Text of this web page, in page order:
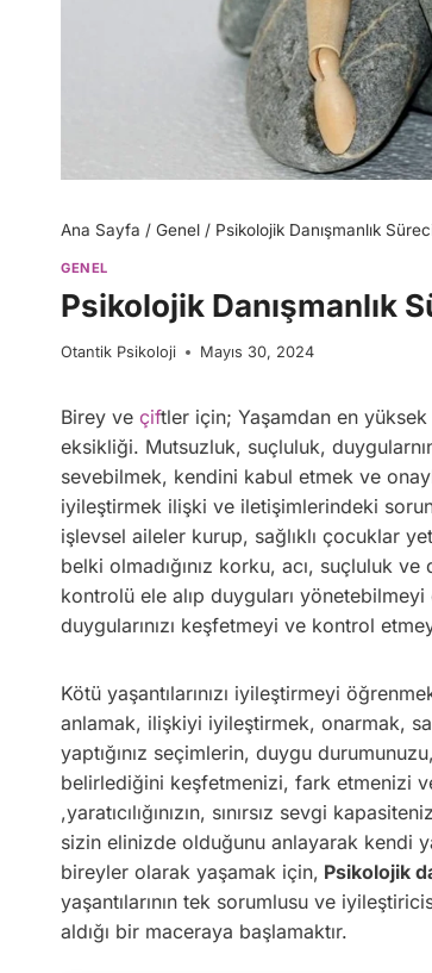
Ana Sayfa / Genel / Psikolojik Danışmanlık
GENEL
Psikolojik Danışmanlık
Otantik Psikoloji Mayıs 30, 2024
Birey ve çiftler için; Yaşamdan en yüksek
eksikliği. Mutsuzluk, suçluluk,
sevebilmek, kendini kabul etmek ve
iyileştirmek ilişki ve iletişimlerindeki
işlevsel aileler kurup, sağlıklı çocuklar
belki olmadığınız korku, acı, suçluluk
kontrolü ele alıp duyguları
duygularınızı keşfetmeyi ve kontrol
Kötü yaşantılarınızı iyileştirmeyi
anlamak, ilişkiyi iyileştirmek, onarmak,
yaptığınız seçimlerin, duygu
belirlediğini keşfetmenizi, fark etmenizi
,yaratıcılığınızın, sınırsız sevgi
sizin elinizde olduğunu anlayarak kendi
bireyler olarak yaşamak için, Psikolojik
yaşantılarının tek sorumlusu ve
aldığı bir maceraya başlamaktır.